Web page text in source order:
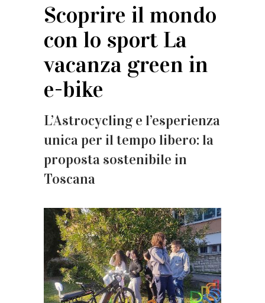
Scoprire il mondo
con lo sport La
vacanza green in
e-bike
L’Astrocycling e l’esperienza
unica per il tempo libero: la
proposta sostenibile in
Toscana